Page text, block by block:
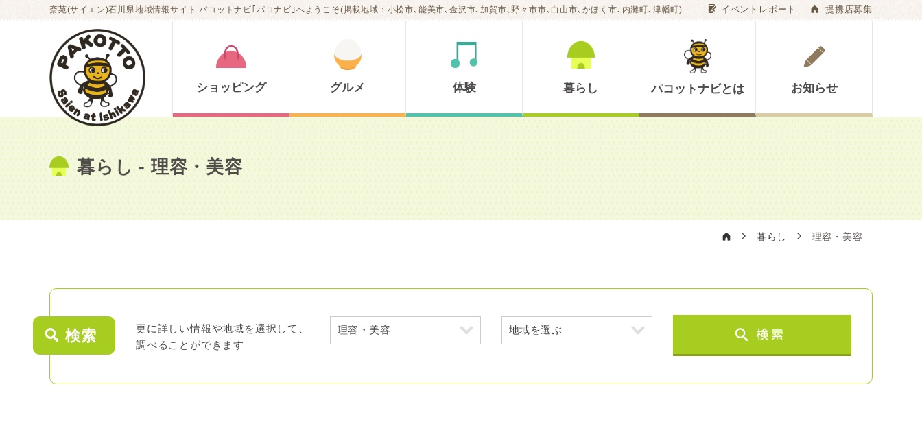
斎苑(サイエン)石川県地域情報サイト パコットナビ｢パコナビ｣へようこそ(掲載地域：小松市､能美市､金沢市､加賀市､野々市市､白山市､かほく市､内灘町､津幡町) G イベントレポート A 提携店募集
ショッピング グルメ 体験 暮らし パコットナビとは お知らせ
暮らし - 理容・美容
A 暮らし 理容・美容
[ 検索
更に詳しい情報や地域を選択して、
調べることができます